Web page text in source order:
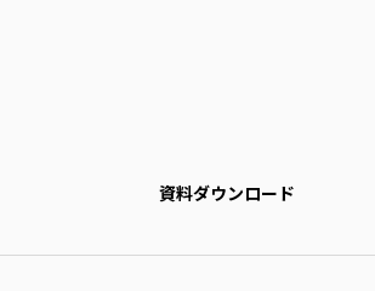
資料ダウンロード